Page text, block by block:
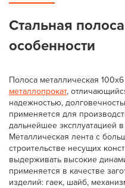
Стальная
особенности
Полоса металлическая
металлопрокат,
надежностью,
применяется для
дальнейшее эксплуатацией
Металлическая лента с
строительстве несущих
выдерживать высокие
применяется в качестве
изделий: гаек, шайб,